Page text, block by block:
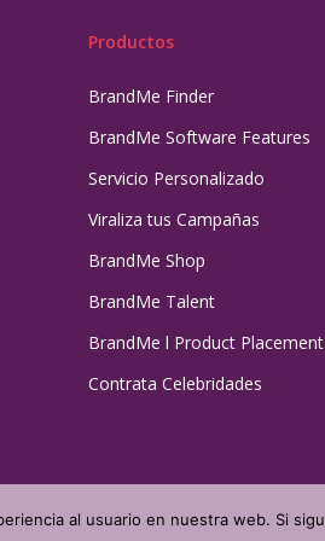
Productos
BrandMe Finder
BrandMe Software Features
Servicio Personalizado
Viraliza tus Campañas
BrandMe Shop
BrandMe Talent
BrandMe l Product Placement
Contrata Celebridades
al usuario en nuestra web. Si